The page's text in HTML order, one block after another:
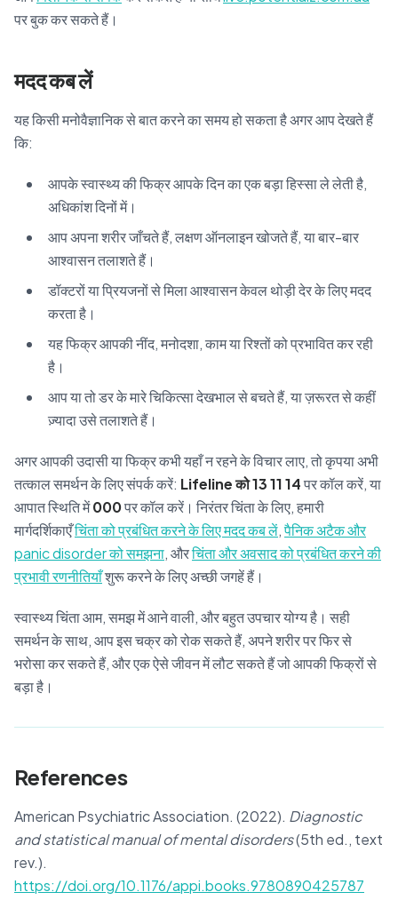
पर बुक कर सकते हैं।
मदद कब लें
यह किसी मनोवैज्ञानिक से बात करने का समय हो सकता है अगर आप देखते हैं
कि:
आपके स्वास्थ्य की फिक्र आपके दिन का एक बड़ा हिस्सा ले लेती है,
अधिकांश दिनों में।
आप अपना शरीर जाँचते हैं, लक्षण ऑनलाइन खोजते हैं, या बार-बार
आश्वासन तलाशते हैं।
डॉक्टरों या प्रियजनों से मिला आश्वासन केवल थोड़ी देर के लिए मदद
करता है।
यह फिक्र आपकी नींद, मनोदशा, काम या रिश्तों को प्रभावित कर रही
है।
आप या तो डर के मारे चिकित्सा देखभाल से बचते हैं, या ज़रूरत से कहीं
ज़्यादा उसे तलाशते हैं।
अगर आपकी उदासी या फिक्र कभी यहाँ न रहने के विचार लाए, तो कृपया अभी
तत्काल समर्थन के लिए संपर्क करें: Lifeline को 13 11 14पर कॉल करें, या
आपात स्थिति में000पर कॉल करें। निरंतर चिंता के लिए, हमारी
मार्गदर्शिकाएँचिंता को प्रबंधित करने के लिए मदद कब लें,पैनिक अटैक और
panic disorder को समझना, औरचिंता और अवसाद को प्रबंधित करने की
प्रभावी रणनीतियाँशुरू करने के लिए अच्छी जगहें हैं।
स्वास्थ्य चिंता आम, समझ में आने वाली, और बहुत उपचार योग्य है। सही
समर्थन के साथ, आप इस चक्र को रोक सकते हैं, अपने शरीर पर फिर से
भरोसा कर सकते हैं, और एक ऐसे जीवन में लौट सकते हैं जो आपकी फिक्रों से
बड़ा है।
References
American Psychiatric Association. (2022). Diagnostic
and statistical manual of mental disorders(5th ed., text
rev.).
https://doi.org/10.1176/appi.books.9780890425787